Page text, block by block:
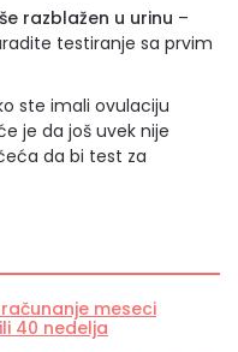
razblažen u urinu –
testiranje sa prvim
ste imali ovulaciju
je da još uvek nije
da bi test za
meseci
40 nedelja